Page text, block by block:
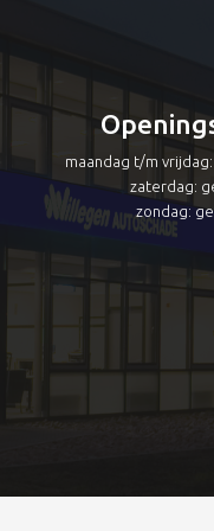
maandag t/m vrijdag:
zaterdag:
zondag: